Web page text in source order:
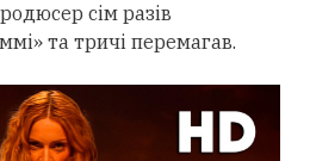
сім разів
та тричі перемагав.